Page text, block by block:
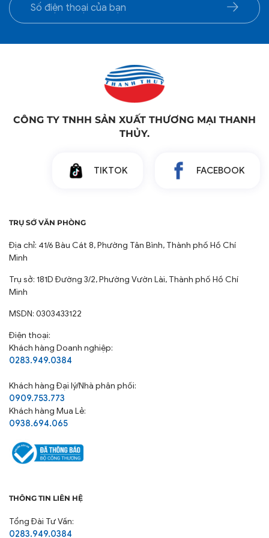
Hoàn Thiện Không Gian & Nâng Cao Trải Nghiệm Thị
Giác: Một chiếc giường được bày trí đẹp mắt sẽ tạo
và tận hưởng một không gian thư giãn đúng nghĩa.
Chất Liệu Cao Cấp & Bền Đẹp: Tấm trang trí của
Chăn Ra Thanh Thủy được làm từ chất liệu vải cao
cấp, bền màu, ít nhăn và dễ dàng vệ sinh. Điều này
đảm bảo sản phẩm luôn giữ được vẻ đẹp ban đầu,
phù hợp với tần suất sử dụng và giặt giũ trong môi
CÔNG TY TNHH SẢN XUẤT THƯƠNG MẠI THANH
THỦY.
TIKTOK FACEBOOK
TRỤ SỞ VĂN PHÒNG
Địa chỉ: 41/6 Bàu Cát 8, Phường Tân Bình, Thành phố Hồ Chí
Minh
Trụ sở: 181D Đường 3/2, Phường Vườn Lài, Thành phố Hồ Chí
Minh
MSDN: 0303433122
Điện thoại:
Khách hàng Doanh nghiệp:
0283.949.0384
Khách hàngĐại lý/Nhà phân phối:
0909.753.773
Khách hàng Mua Lẻ:
0938.694.065
THÔNG TIN LIÊN HỆ
Tổng Đài Tư Vấn:
0283.949.0384